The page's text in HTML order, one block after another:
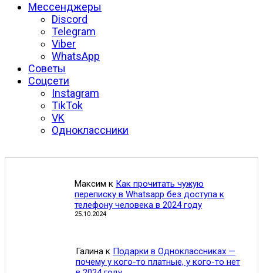
Мессенджеры
Discord
Telegram
Viber
WhatsApp
Советы
Соцсети
Instagram
TikTok
VK
Одноклассники
Максим к Как прочитать чужую
переписку в Whatsapp без доступа к
телефону человека в 2024 году
25.10.2024
Галинак Подарки в Одноклассниках —
почему у кого-то платные, у кого-то нет